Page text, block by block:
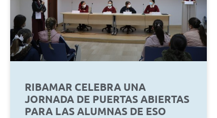
RIBAMAR CELEBRA UNA
JORNADA DE PUERTAS ABIERTAS
PARA LAS ALUMNAS DE ESO